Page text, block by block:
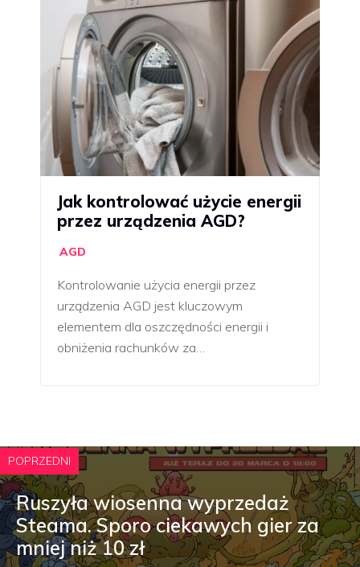
Jak kontrolować użycie energii
przez urządzenia AGD?
AGD
Kontrolowanie użycia energii przez
urządzenia AGD jest kluczowym
elementem dla oszczędności energii i
obniżenia rachunków za…
POPRZEDNI
Ruszyła wiosenna wyprzedaż
Steama. Sporo ciekawych gier za
mniej niż 10 zł